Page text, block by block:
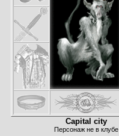
Capital city
Персонаж не в клубе